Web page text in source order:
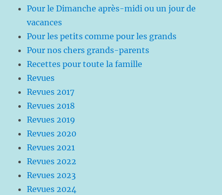
Pour le Dimanche après-midi ou un jour de
vacances
Pour les petits comme pour les grands
Pour nos chers grands-parents
Recettes pour toute la famille
Revues
Revues 2017
Revues 2018
Revues 2019
Revues 2020
Revues 2021
Revues 2022
Revues 2023
Revues 2024